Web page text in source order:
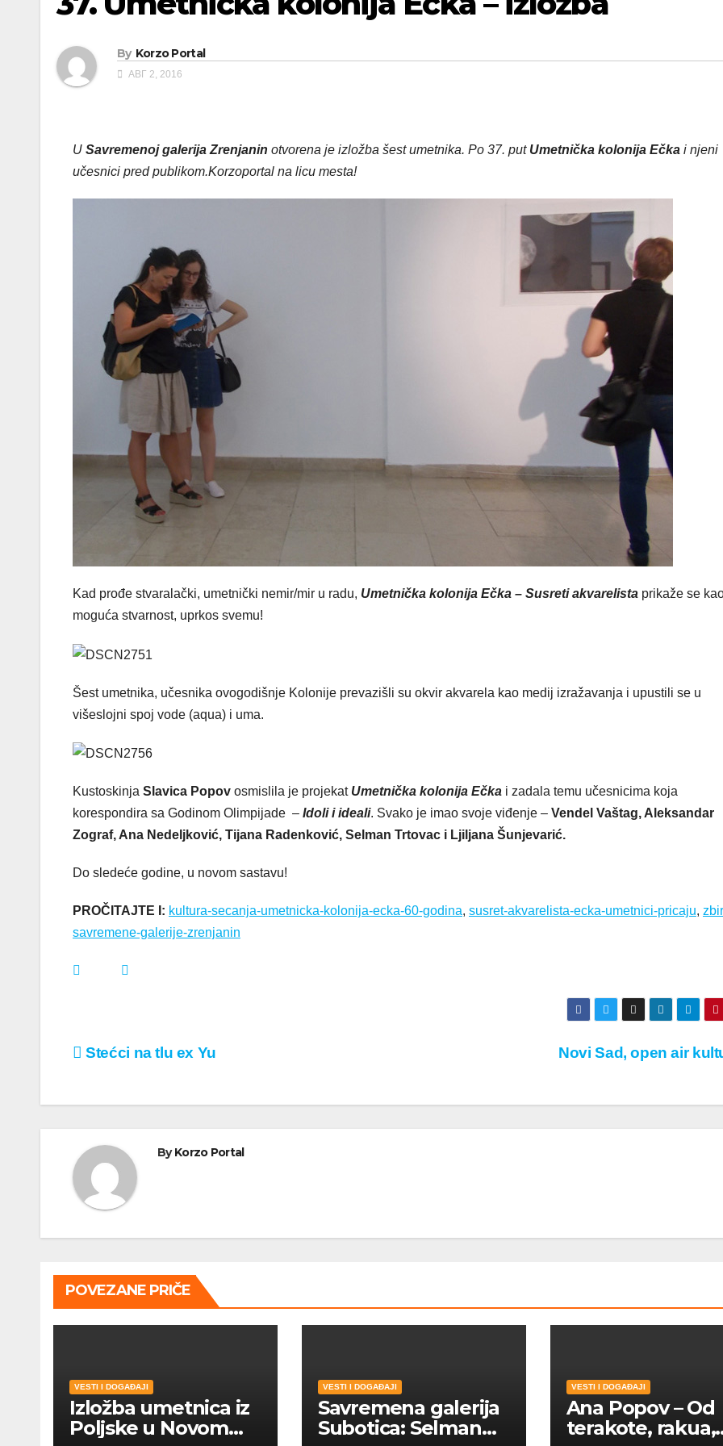
By Korzo Portal
АВГ 2, 2016
U Savremenoj galerija Zrenjanin otvorena je izložba šest umetnika. Po 37. put Umetnička kolonija Ečka i njeni
učesnici pred publikom.Korzoportal na licu mesta!
Kad prođe stvaralački, umetnički nemir/mir u radu, Umetnička kolonija Ečka – Susreti akvarelista prikaže se
moguća stvarnost, uprkos svemu!
Šest umetnika, učesnika ovogodišnje Kolonije prevazišli su okvir akvarela kao medij izražavanja i upustili se u
višeslojni spoj vode (aqua) i uma.
Kustoskinja Slavica Popov osmislila je projekat Umetnička kolonija Ečka i zadala temu učesnicima koja
korespondira sa Godinom Olimpijade – Idoli i ideali. Svako je imao svoje viđenje – Vendel Vaštag, Aleksandar
Zograf, Ana Nedeljković, Tijana Radenković, Selman Trtovac i Ljiljana Šunjevarić.
Do sledeće godine, u novom sastavu!
PROČITAJTE I: kultura-secanja-umetnicka-kolonija-ecka-60-godina, susret-akvarelista-ecka-umetnici-pricaju,
savremene-galerije-zrenjanin
Кретање
Novi Sad, open air
Stećci na tlu ex Yu
ByKorzo Portal
POVEZANE PRIČE
VESTI I DOGAĐAJI
Izložba umetnica iz
Poljske u Novom
VESTI I DOGAĐAJI
Savremena galerija
Subotica: Selman
VESTI I DOGAĐAJI
Ana Popov – Od
terakote, rakua,